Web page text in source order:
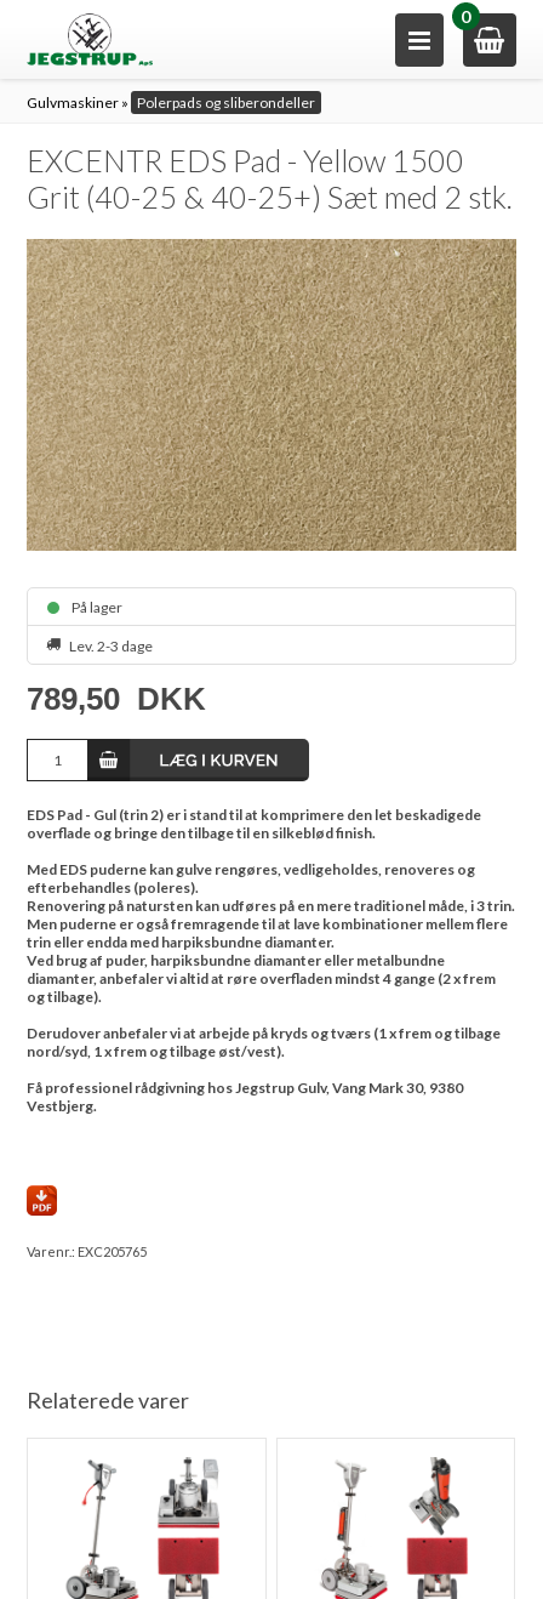
0
Gulvmaskiner » Polerpads og sliberondeller
EXCENTR EDS Pad - Yellow 1500
Grit (40-25 & 40-25+) Sæt med 2 stk.
På lager
Lev. 2-3 dage
789,50 DKK
EDS Pad - Gul (trin 2) er i stand til at komprimere den let beskadigede
overflade og bringe den tilbage til en silkeblød finish.
Med EDS puderne kan gulve rengøres, vedligeholdes, renoveres og
efterbehandles (poleres).
Renovering på natursten kan udføres på en mere traditionel måde, i 3 trin.
Men puderne er også fremragende til at lave kombinationer mellem flere
trin eller endda med harpiksbundne diamanter.
Ved brug af puder, harpiksbundne diamanter eller metalbundne
diamanter, anbefaler vi altid at røre overfladen mindst 4 gange (2 x frem
og tilbage).
Derudover anbefaler vi at arbejde på kryds og tværs (1 x frem og tilbage
nord/syd, 1 x frem og tilbage øst/vest).
Få professionel rådgivning hos Jegstrup Gulv, Vang Mark 30, 9380
Vestbjerg.
Varenr.: EXC205765
Relaterede varer